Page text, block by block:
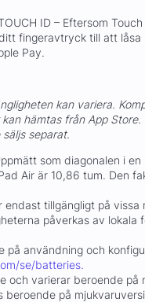
ID – Eftersom
fingeravtryck till att låsa
Pay.
kan variera.
hämtas från App
separat.
som diagonalen i
Air är 10,86 tum. Den
endast tillgängligt på vissa
påverkas av lokala
på användning och
se/batteries.
och varierar beroende på
beroende på